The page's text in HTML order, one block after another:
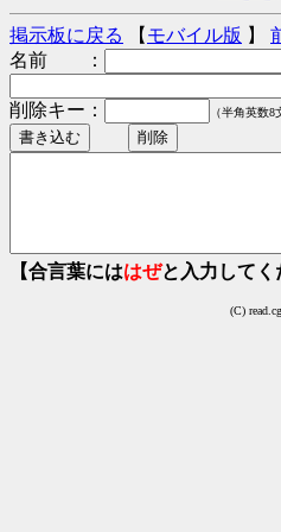
掲示板に戻る 【 モバイル版 】
名前 ：
削除キー： （半角英数8
【合言葉にははぜと入力してく
(C)